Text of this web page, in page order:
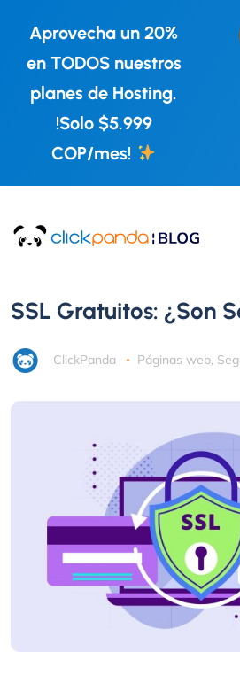
Aprovecha un 20%
en TODOS nuestros
planes de Hosting.
!Solo $5.999
COP/mes!
SSL Gratuitos: ¿Son
ClickPanda Páginas web,